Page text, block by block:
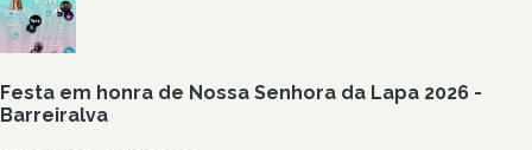
Festa em honra de Nossa Senhora da Lapa 2026 -
Barreiralva